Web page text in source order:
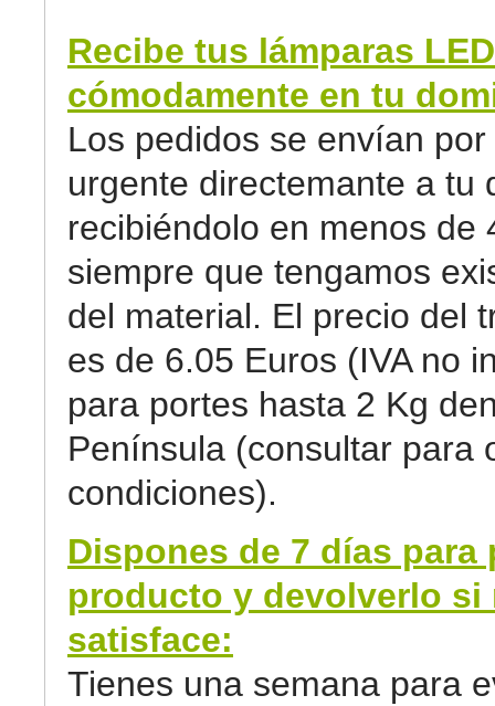
Recibe tus lámparas LED
cómodamente en tu
Los pedidos se envían
urgente directemante a tu
recibiéndolo en menos de
siempre que tengamos
del material. El precio del
es de 6.05 Euros (IVA no
para portes hasta 2 Kg
Península (consultar para
condiciones).
Dispones de 7 días para
producto y devolverlo si
satisface:
Tienes una semana para